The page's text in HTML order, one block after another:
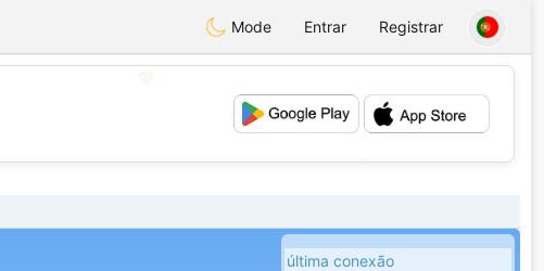
Mode Entrar Registrar
última conexão